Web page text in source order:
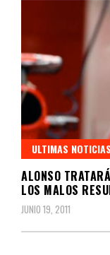
ULTIMAS NOTICIAS
ALONSO
LOS MALOS
JUNIO 19, 2011